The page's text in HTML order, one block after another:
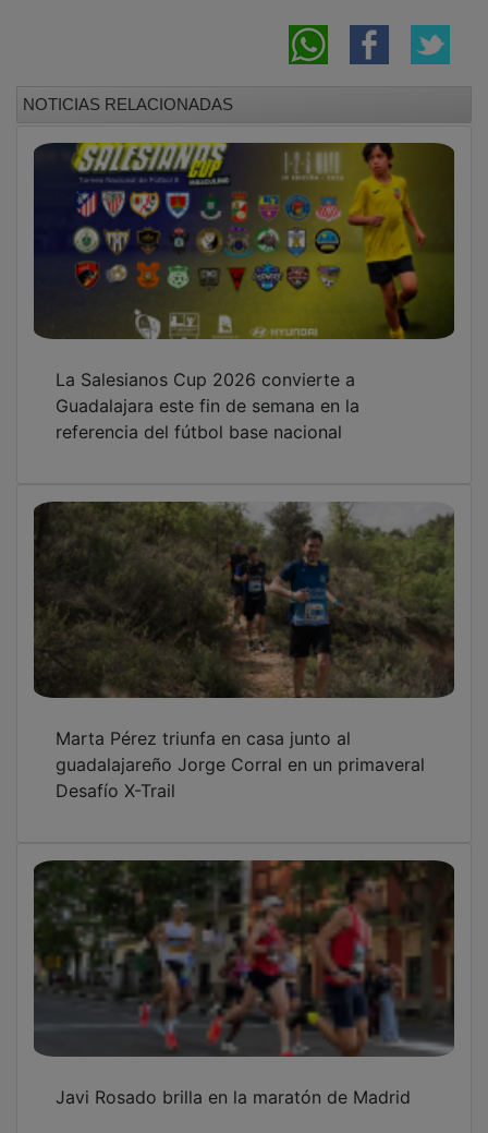
Guadalajara este fin de semana en la
referencia del fútbol base nacional
guadalajareño Jorge Corral en un primaveral
Desafío X-Trail